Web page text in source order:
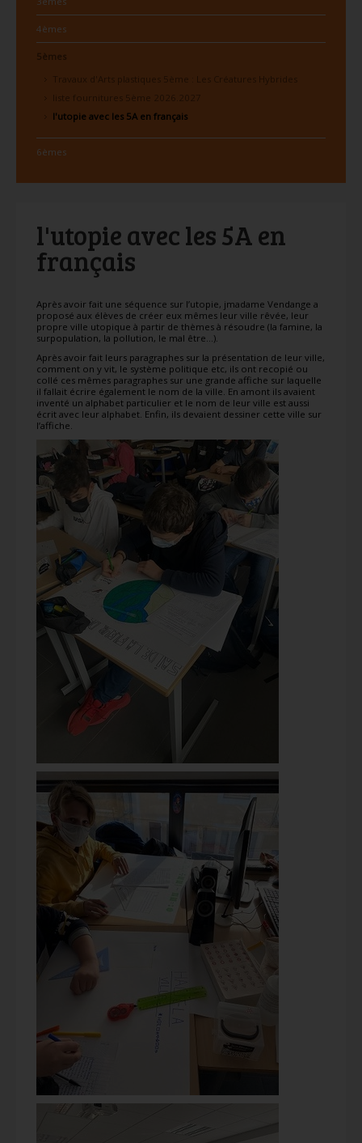
4èmes
5èmes
Travaux d'Arts plastiques 5ème : Les Créatures Hybrides
liste fournitures 5ème 2026.2027
l'utopie avec les 5A en français
6èmes
l'utopie avec les 5A en
français
Après avoir fait une séquence sur l’utopie, jmadame Vendange a
proposé aux élèves de créer eux mêmes leur ville rêvée, leur
propre ville utopique à partir de thèmes à résoudre (la famine, la
surpopulation, la pollution, le mal être…).
Après avoir fait leurs paragraphes sur la présentation de leur ville,
comment on y vit, le système politique etc, ils ont recopié ou
collé ces mêmes paragraphes sur une grande affiche sur laquelle
il fallait écrire également le nom de la ville. En amont ils avaient
inventé un alphabet particulier et le nom de leur ville est aussi
écrit avec leur alphabet. Enfin, ils devaient dessiner cette ville sur
l’affiche.